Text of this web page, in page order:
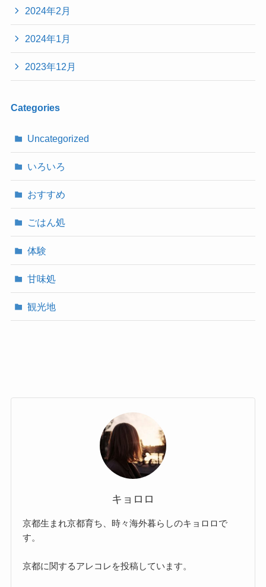
2024年2月
2024年1月
2023年12月
Categories
Uncategorized
いろいろ
おすすめ
ごはん処
体験
甘味処
観光地
キョロロ
京都生まれ京都育ち、時々海外暮らしのキョロロで
す。
京都に関するアレコレを投稿しています。